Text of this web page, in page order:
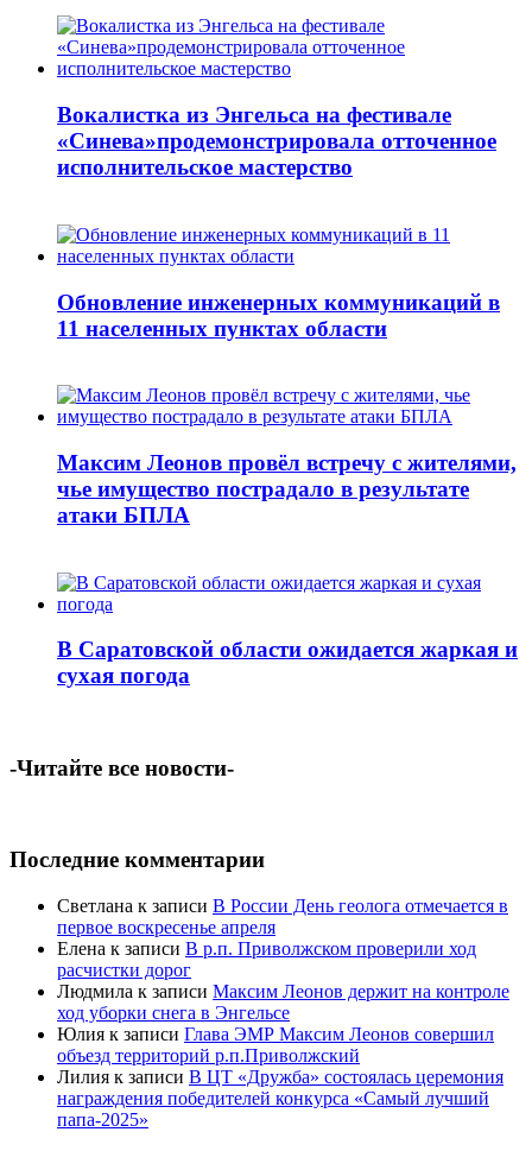
Вокалистка из Энгельса на фестивале
«Синева»продемонстрировала отточенное
исполнительское мастерство
Обновление инженерных коммуникаций в
11 населенных пунктах области
Максим Леонов провёл встречу с жителями,
чье имущество пострадало в результате
атаки БПЛА
В Саратовской области ожидается жаркая и
сухая погода
-Читайте все новости-
Последние комментарии
Светлана к записи В России День геолога отмечается в
первое воскресенье апреля
Елена к записи В р.п. Приволжском проверили ход
расчистки дорог
Людмила к записи Максим Леонов держит на контроле
ход уборки снега в Энгельсе
Юлия к записи Глава ЭМР Максим Леонов совершил
объезд территорий р.п.Приволжский
Лилия к записи В ЦТ «Дружба» состоялась церемония
награждения победителей конкурса «Самый лучший
папа-2025»